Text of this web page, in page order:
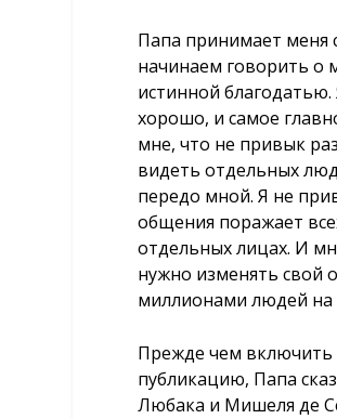
Папа принимает меня
начинаем говорить о
истинной
хорошо, и самое
мне, что не привык
видеть отдельных
передо мной. Я не
общения поражает
отдельных лицах. И
нужно изменять свой
миллионами людей на
Прежде чем
публикацию, Папа
Любака и Мишеля де